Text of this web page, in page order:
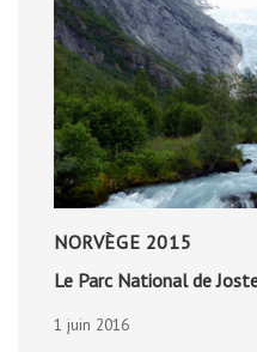
NORVÈGE 2015
Le Parc National de
1 juin 2016